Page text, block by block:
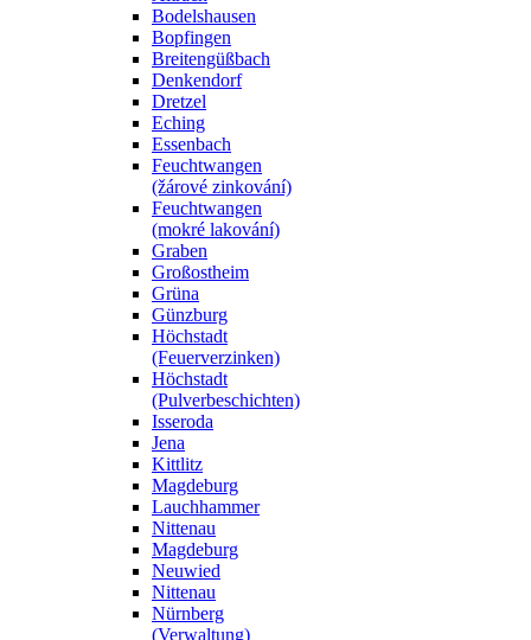
Bodelshausen
Bopfingen
Breitengüßbach
Denkendorf
Dretzel
Eching
Essenbach
Feuchtwangen
(žárové zinkování)
Feuchtwangen
(mokré lakování)
Graben
Großostheim
Grüna
Günzburg
Höchstadt
(Feuerverzinken)
Höchstadt
(Pulverbeschichten)
Isseroda
Jena
Kittlitz
Magdeburg
Lauchhammer
Nittenau
Magdeburg
Neuwied
Nittenau
Nürnberg
(Verwaltung)